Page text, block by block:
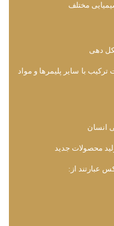
مختلف
دهی
با سایر پلیمرها و مواد
انسان
محصولات جدید
عبارتند از: